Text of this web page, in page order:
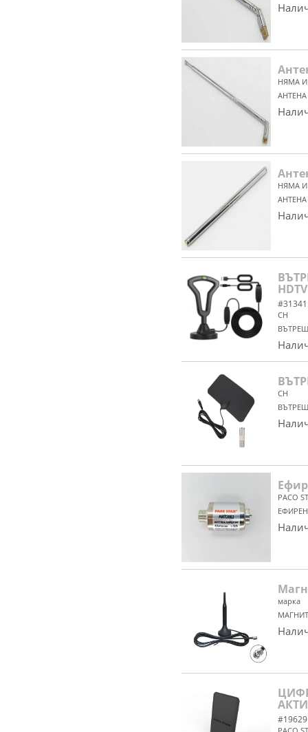
НЯМА
НЯМА
HDTV
#31341
CH
CH
PACO
ЕФИРЕН
марка
#19629